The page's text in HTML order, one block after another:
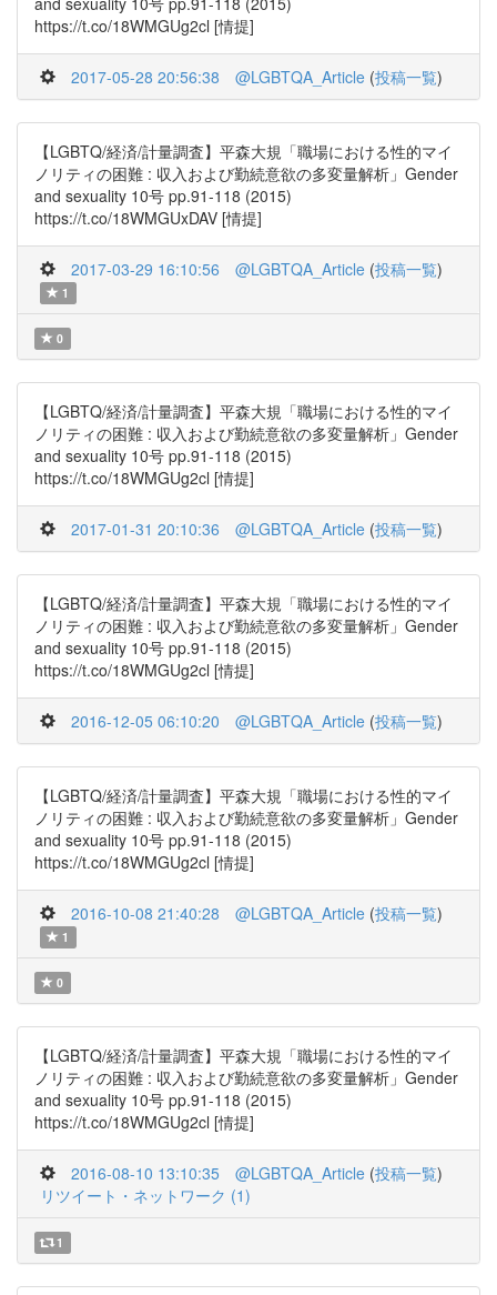
https://t.co/18WMGUg2cl [情提]
2017-05-28 20:56:38 @LGBTQA_Article (投稿一覧)
【LGBTQ/経済/計量調査】平森大規「職場における性的マイ
ノリティの困難 : 収入および勤続意欲の多変量解析」Gender
and sexuality 10号 pp.91-118 (2015)
https://t.co/18WMGUxDAV [情提]
2017-03-29 16:10:56 @LGBTQA_Article (投稿一覧)
1
0
【LGBTQ/経済/計量調査】平森大規「職場における性的マイ
ノリティの困難 : 収入および勤続意欲の多変量解析」Gender
and sexuality 10号 pp.91-118 (2015)
https://t.co/18WMGUg2cl [情提]
2017-01-31 20:10:36 @LGBTQA_Article (投稿一覧)
【LGBTQ/経済/計量調査】平森大規「職場における性的マイ
ノリティの困難 : 収入および勤続意欲の多変量解析」Gender
and sexuality 10号 pp.91-118 (2015)
https://t.co/18WMGUg2cl [情提]
2016-12-05 06:10:20 @LGBTQA_Article (投稿一覧)
【LGBTQ/経済/計量調査】平森大規「職場における性的マイ
ノリティの困難 : 収入および勤続意欲の多変量解析」Gender
and sexuality 10号 pp.91-118 (2015)
https://t.co/18WMGUg2cl [情提]
2016-10-08 21:40:28 @LGBTQA_Article (投稿一覧)
1
0
【LGBTQ/経済/計量調査】平森大規「職場における性的マイ
ノリティの困難 : 収入および勤続意欲の多変量解析」Gender
and sexuality 10号 pp.91-118 (2015)
https://t.co/18WMGUg2cl [情提]
2016-08-10 13:10:35 @LGBTQA_Article (投稿一覧)
リツイート・ネットワーク (1)
1